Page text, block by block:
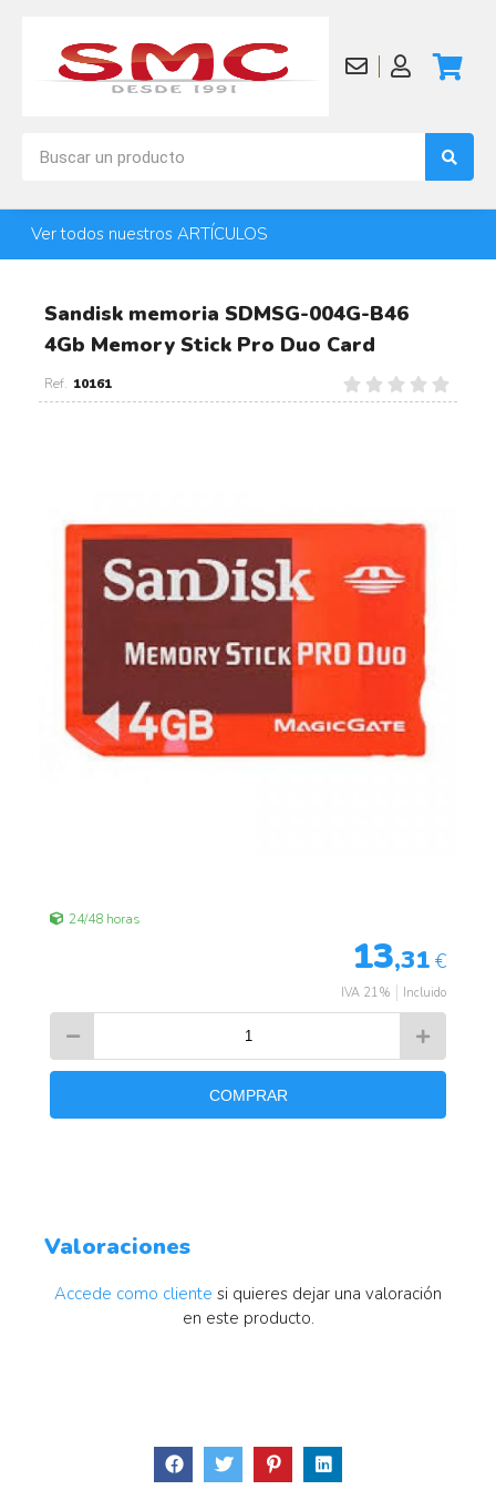
Ver todos nuestros ARTÍCULOS
Sandisk memoria SDMSG-004G-B46
4Gb Memory Stick Pro Duo Card
10161
24/48 horas
13,31 €
IVA 21% Incluido
COMPRAR
Valoraciones
Accede como cliente si quieres dejar una valoración
en este producto.